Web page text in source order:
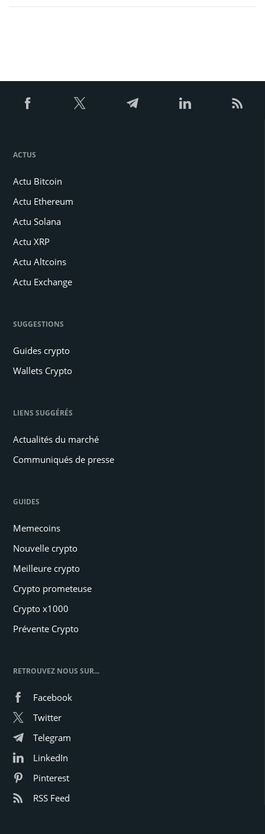
ACTUS
Actu Bitcoin
Actu Ethereum
Actu Solana
Actu XRP
Actu Altcoins
Actu Exchange
SUGGESTIONS
Guides crypto
Wallets Crypto
LIENS SUGGÉRÉS
Actualités du marché
Communiqués de presse
GUIDES
Memecoins
Nouvelle crypto
Meilleure crypto
Crypto prometeuse
Crypto x1000
Prévente Crypto
RETROUVEZ NOUS SUR...
Facebook
Twitter
Telegram
LinkedIn
Pinterest
RSS Feed